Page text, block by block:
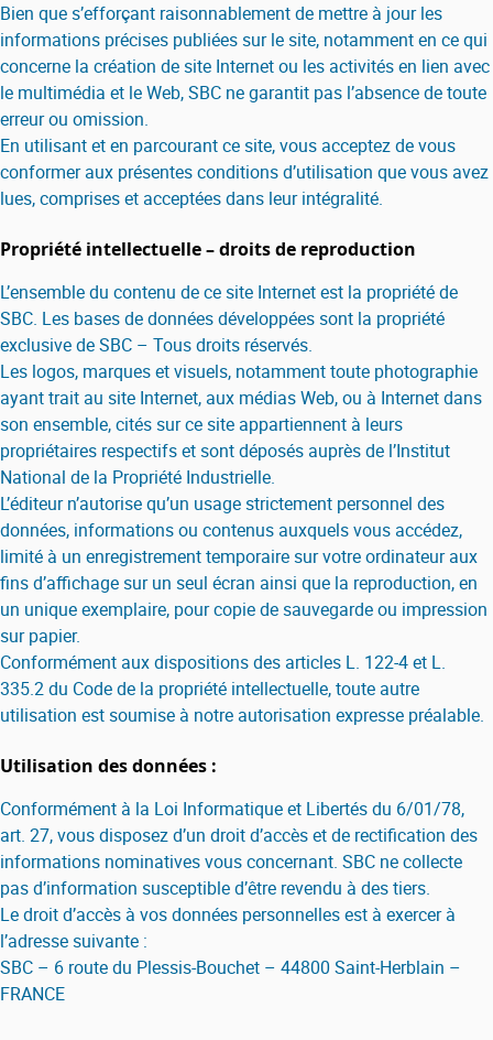
Bien que s’efforçant raisonnablement de mettre à jour les
informations précises publiées sur le site, notamment en ce qui
concerne la création de site Internet ou les activités en lien avec
le multimédia et le Web, SBC ne garantit pas l’absence de toute
erreur ou omission.
En utilisant et en parcourant ce site, vous acceptez de vous
conformer aux présentes conditions d’utilisation que vous avez
lues, comprises et acceptées dans leur intégralité.
Propriété intellectuelle – droits de reproduction
L’ensemble du contenu de ce site Internet est la propriété de
SBC. Les bases de données développées sont la propriété
exclusive de SBC – Tous droits réservés.
Les logos, marques et visuels, notamment toute photographie
ayant trait au site Internet, aux médias Web, ou à Internet dans
son ensemble, cités sur ce site appartiennent à leurs
propriétaires respectifs et sont déposés auprès de l’Institut
National de la Propriété Industrielle.
L’éditeur n’autorise qu’un usage strictement personnel des
données, informations ou contenus auxquels vous accédez,
limité à un enregistrement temporaire sur votre ordinateur aux
fins d’affichage sur un seul écran ainsi que la reproduction, en
un unique exemplaire, pour copie de sauvegarde ou impression
sur papier.
Conformément aux dispositions des articles L. 122-4 et L.
335.2 du Code de la propriété intellectuelle, toute autre
utilisation est soumise à notre autorisation expresse préalable.
Utilisation des données :
Conformément à la Loi Informatique et Libertés du 6/01/78,
art. 27, vous disposez d’un droit d’accès et de rectification des
informations nominatives vous concernant. SBC ne collecte
pas d’information susceptible d’être revendu à des tiers.
Le droit d’accès à vos données personnelles est à exercer à
l’adresse suivante :
SBC – 6 route du Plessis-Bouchet – 44800 Saint-Herblain –
FRANCE